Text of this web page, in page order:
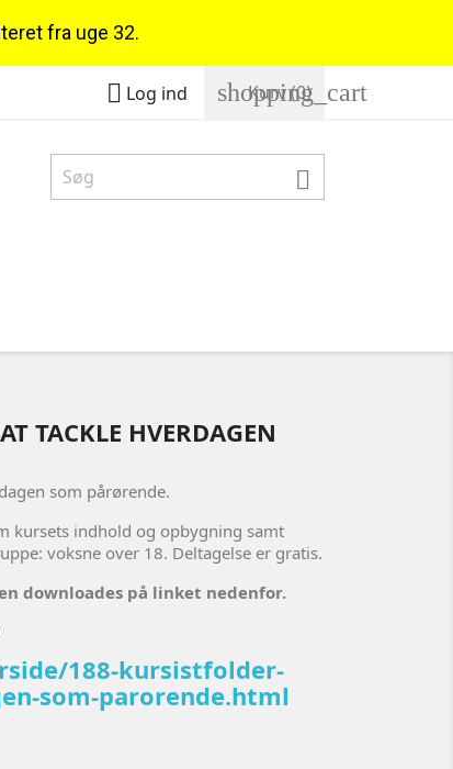
fra uge 32.
 Log ind shopping_cart
Kurv(0)

TACKLE HVERDAGEN
som pårørende.
kursets indhold og opbygning samt
voksne over 18. Deltagelse er gratis.
downloades på linket nedenfor.
188-kursistfolder-
som-parorende.html